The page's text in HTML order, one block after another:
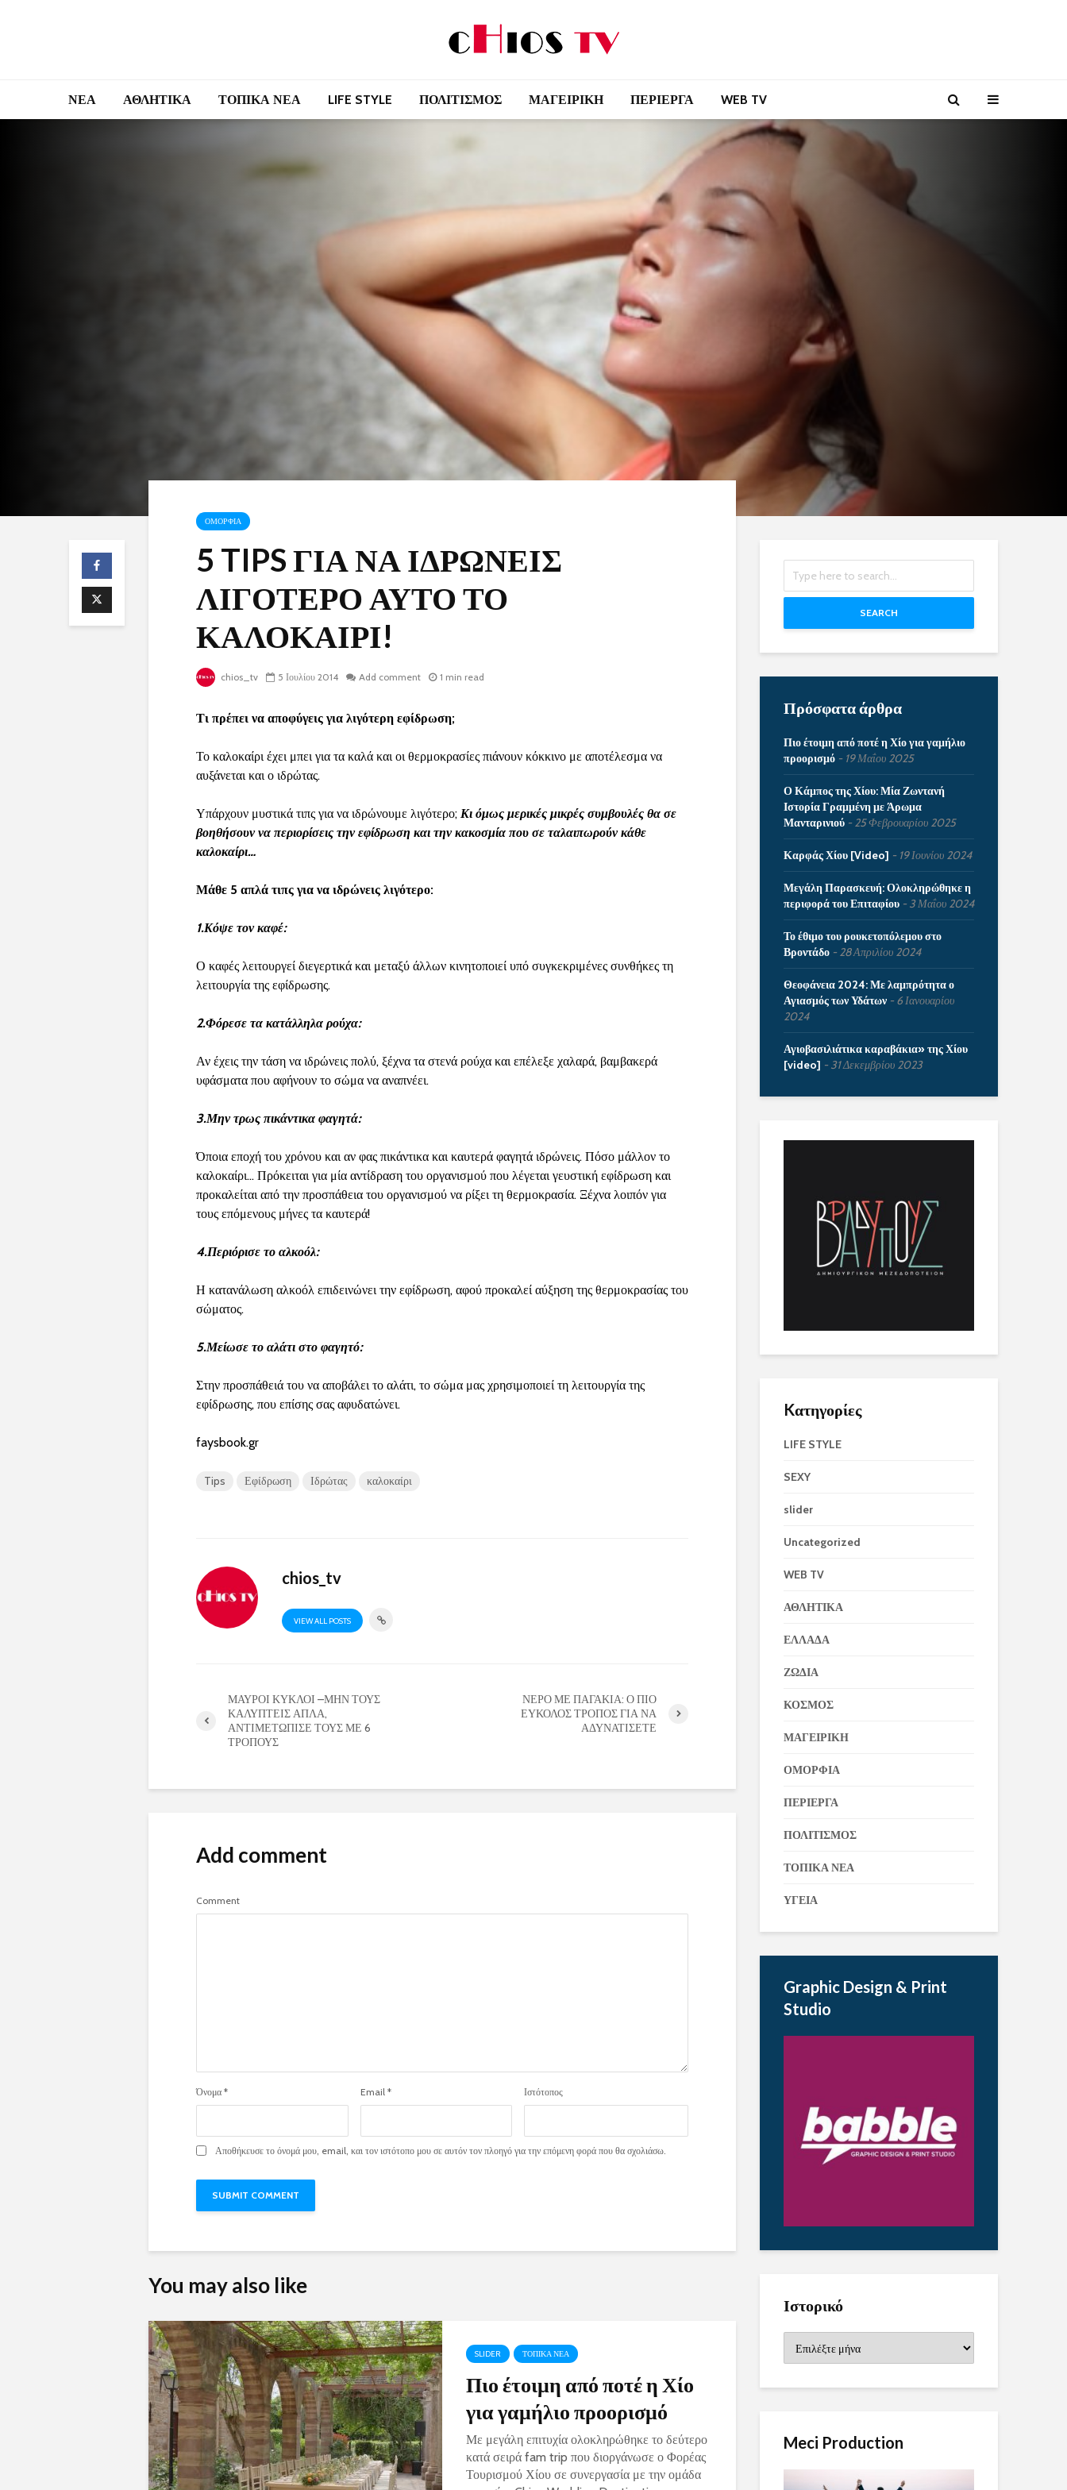
ΝΕΑ ΑΘΛΗΤΙΚΑ ΤΟΠΙΚΑ ΝΕΑ LIFE STYLE ΠΟΛΙΤΙΣΜΟΣ ΜΑΓΕΙΡΙΚΗ ΠΕΡΙΕΡΓΑ WEB TV
ΟΜΟΡΦΙΑ
5 TIPS ΓΙΑ ΝΑ ΙΔΡΩΝΕΙΣ
ΛΙΓΟΤΕΡΟ ΑΥΤΟ ΤΟ
ΚΑΛΟΚΑΙΡΙ!
chios_tv 5 Ιουλίου 2014 Add comment 1 min read
Τι πρέπει να αποφύγεις για λιγότερη εφίδρωση;
Το καλοκαίρι έχει μπει για τα καλά και οι θερμοκρασίες πιάνουν κόκκινο με αποτέλεσμα να
αυξάνεται και ο ιδρώτας.
Υπάρχουν μυστικά τιπς για να ιδρώνουμε λιγότερο; Κι όμως μερικές μικρές συμβουλές θα σε
βοηθήσουν να περιορίσεις την εφίδρωση και την κακοσμία που σε ταλαιπωρούν κάθε
καλοκαίρι…
Μάθε 5 απλά τιπς για να ιδρώνεις λιγότερο:
1.Κόψε τον καφέ:
Ο καφές λειτουργεί διεγερτικά και μεταξύ άλλων κινητοποιεί υπό συγκεκριμένες συνθήκες τη
λειτουργία της εφίδρωσης.
2.Φόρεσε τα κατάλληλα ρούχα:
Αν έχεις την τάση να ιδρώνεις πολύ, ξέχνα τα στενά ρούχα και επέλεξε χαλαρά, βαμβακερά
υφάσματα που αφήνουν το σώμα να αναπνέει.
3.Μην τρως πικάντικα φαγητά:
Όποια εποχή του χρόνου και αν φας πικάντικα και καυτερά φαγητά ιδρώνεις. Πόσο μάλλον το
καλοκαίρι… Πρόκειται για μία αντίδραση του οργανισμού που λέγεται γευστική εφίδρωση και
προκαλείται από την προσπάθεια του οργανισμού να ρίξει τη θερμοκρασία. Ξέχνα λοιπόν για
τους επόμενους μήνες τα καυτερά!
4.Περιόρισε το αλκοόλ:
Η κατανάλωση αλκοόλ επιδεινώνει την εφίδρωση, αφού προκαλεί αύξηση της θερμοκρασίας του
σώματος.
5.Μείωσε το αλάτι στο φαγητό:
Στην προσπάθειά του να αποβάλει το αλάτι, το σώμα μας χρησιμοποιεί τη λειτουργία της
εφίδρωσης, που επίσης σας αφυδατώνει.
faysbook.gr
Tips Εφίδρωση Ιδρώτας καλοκαίρι
chios_tv
VIEW ALL POSTS
ΜΑΥΡΟΙ ΚΥΚΛΟΙ –ΜΗΝ ΤΟΥΣ
ΚΑΛΥΠΤΕΙΣ ΑΠΛΑ,
ΑΝΤΙΜΕΤΩΠΙΣΕ ΤΟΥΣ ΜΕ 6
ΤΡΟΠΟΥΣ
ΝΕΡΟ ΜΕ ΠΑΓΑΚΙΑ: Ο ΠΙΟ
ΕΥΚΟΛΟΣ ΤΡΟΠΟΣ ΓΙΑ ΝΑ
ΑΔΥΝΑΤΙΣΕΤΕ
Add comment
Comment
Όνομα * Email * Ιστότοπος
Αποθήκευσε το όνομά μου, email, και τον ιστότοπο μου σε αυτόν τον πλοηγό για την επόμενη φορά που θα σχολιάσω.
You may also like
SLIDER ΤΟΠΙΚΑ ΝΕΑ
Πιο έτοιμη από ποτέ η Χίο
για γαμήλιο προορισμό
Με μεγάλη επιτυχία ολοκληρώθηκε το δεύτερο
κατά σειρά fam trip που διοργάνωσε ο Φορέας
Τουρισμού Χίου σε συνεργασία με την ομάδα
SEARCH
Πρόσφατα άρθρα
Πιο έτοιμη από ποτέ η Χίο για γαμήλιο
προορισμό
19 Μαΐου 2025
Ο Κάμπος της Χίου: Μία Ζωντανή
Ιστορία Γραμμένη με Άρωμα
Μανταρινιού
25 Φεβρουαρίου 2025
Καρφάς Χίου [Video] 19 Ιουνίου 2024
Μεγάλη Παρασκευή: Ολοκληρώθηκε η
περιφορά του Επιταφίου
3 Μαΐου 2024
Το έθιμο του ρουκετοπόλεμου στο
Βροντάδο
28 Απριλίου 2024
Θεοφάνεια 2024: Με λαμπρότητα ο
Αγιασμός των Υδάτων
6 Ιανουαρίου
2024
Αγιοβασιλιάτικα καραβάκια» της Χίου
[video]
31 Δεκεμβρίου 2023
Kατηγορίες
LIFE STYLE
SEXY
slider
Uncategorized
WEB TV
ΑΘΛΗΤΙΚΑ
ΕΛΛΑΔΑ
ΖΩΔΙΑ
ΚΟΣΜΟΣ
ΜΑΓΕΙΡΙΚΗ
ΟΜΟΡΦΙΑ
ΠΕΡΙΕΡΓΑ
ΠΟΛΙΤΙΣΜΟΣ
ΤΟΠΙΚΑ ΝΕΑ
ΥΓΕΙΑ
Graphic Design & Print
Studio
Ιστορικό
Meci Production